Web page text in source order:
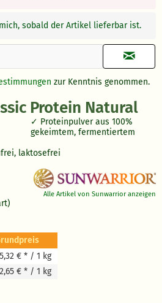
sobald der Artikel lieferbar ist.
zur Kenntnis genommen.
Protein Natural
Proteinpulver aus 100%
gekeimtem, fermentiertem
laktosefrei
Alle Artikel von Sunwarrior anzeigen
€ * / 1 kg
€ * / 1 kg